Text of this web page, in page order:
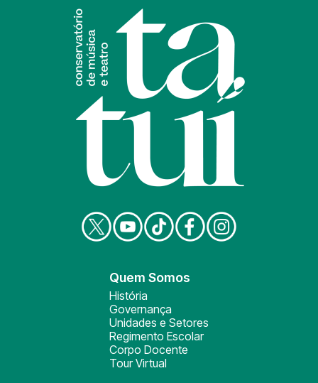
Quem Somos
História
Governança
Unidades e Setores
Regimento Escolar
Corpo Docente
Tour Virtual